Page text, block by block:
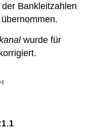
Bankleitzahlen
wurde für